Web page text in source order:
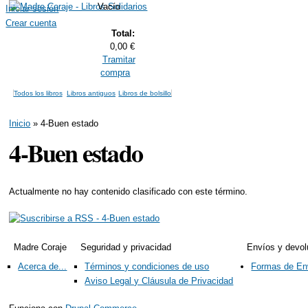
Iniciar sesión
Crear cuenta
Vacío
Total:
0,00 €
Tramitar
compra
Todos los libros Libros antiguos Libros de bolsillo
Usted está aquí
Inicio » 4-Buen estado
4-Buen estado
Actualmente no hay contenido clasificado con este término.
Madre Coraje
Acerca de...
Seguridad y privacidad
Términos y condiciones de uso
Aviso Legal y Cláusula de Privacidad
Envíos y
Formas de